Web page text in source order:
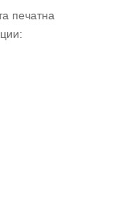
печатна